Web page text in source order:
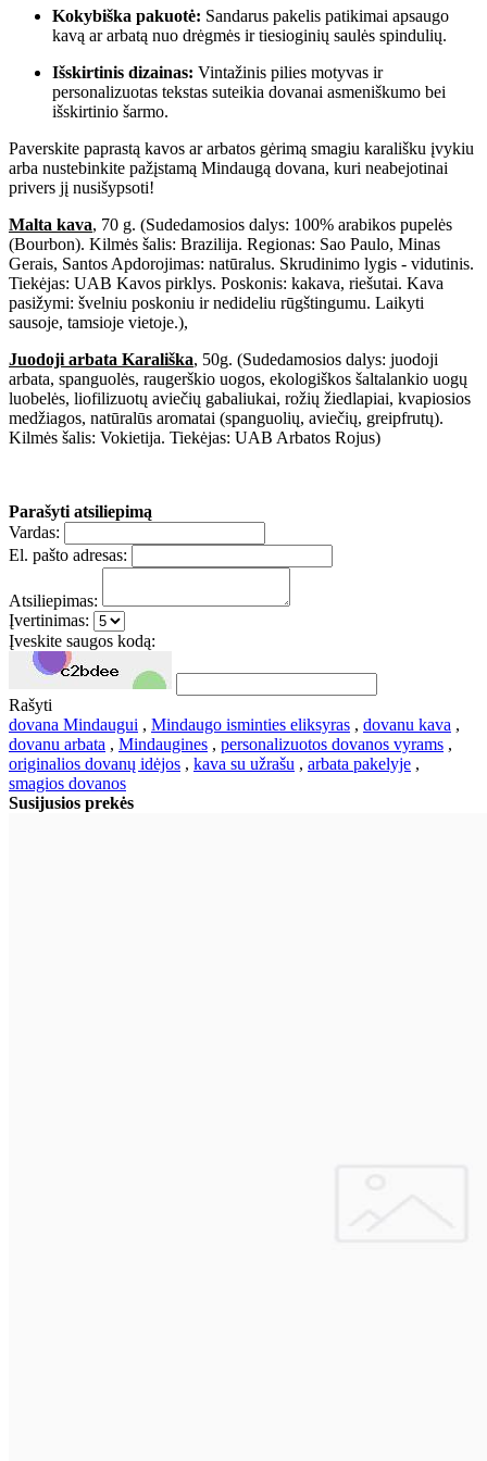
Kokybiška pakuotė: Sandarus pakelis patikimai apsaugo
kavą ar arbatą nuo drėgmės ir tiesioginių saulės spindulių.
Išskirtinis dizainas: Vintažinis pilies motyvas ir
personalizuotas tekstas suteikia dovanai asmeniškumo bei
išskirtinio šarmo.
Paverskite paprastą kavos ar arbatos gėrimą smagiu karališku įvykiu
arba nustebinkite pažįstamą Mindaugą dovana, kuri neabejotinai
privers jį nusišypsoti!
Malta kava, 70 g. (Sudedamosios dalys: 100% arabikos pupelės
(Bourbon). Kilmės šalis: Brazilija. Regionas: Sao Paulo, Minas
Gerais, Santos Apdorojimas: natūralus. Skrudinimo lygis - vidutinis.
Tiekėjas: UAB Kavos pirklys. Poskonis: kakava, riešutai. Kava
pasižymi: švelniu poskoniu ir nedideliu rūgštingumu. Laikyti
sausoje, tamsioje vietoje.),
Juodoji arbata Karališka, 50g. (Sudedamosios dalys: juodoji
arbata, spanguolės, raugerškio uogos, ekologiškos šaltalankio uogų
luobelės, liofilizuotų aviečių gabaliukai, rožių žiedlapiai, kvapiosios
medžiagos, natūralūs aromatai (spanguolių, aviečių, greipfrutų).
Kilmės šalis: Vokietija. Tiekėjas: UAB Arbatos Rojus)
Parašyti atsiliepimą
Vardas:
El. pašto adresas:
Atsiliepimas:
Įvertinimas:
Įveskite saugos kodą:
Rašyti
dovana Mindaugui , Mindaugo isminties eliksyras , dovanu kava ,
dovanu arbata , Mindaugines , personalizuotos dovanos vyrams ,
originalios dovanų idėjos , kava su užrašu , arbata pakelyje ,
smagios dovanos
Susijusios prekės